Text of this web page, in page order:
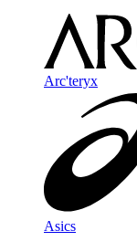
Arc'teryx
Asics